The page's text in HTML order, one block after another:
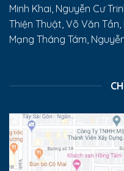
Minh Khai, Nguyễn Cư
Thiện Thuật, Võ Văn
Mạng Tháng Tám, Nguyễn